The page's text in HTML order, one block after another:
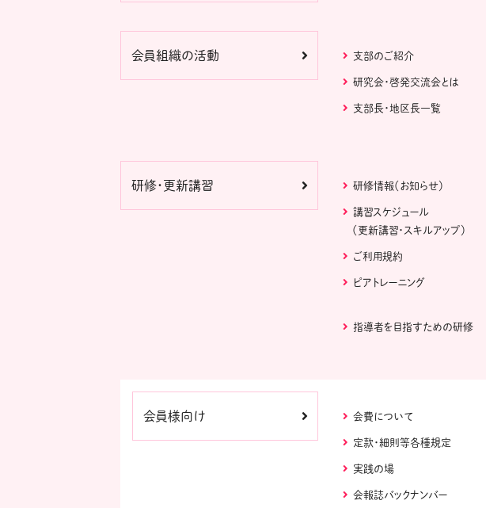
会員組織の活動 支部のご紹介
研究会・啓発交流会とは
支部長・地区長一覧
研修・更新講習 研修情報（お知らせ）
講習スケジュール
（更新講習・スキルアップ）
ご利用規約
ピアトレーニング
指導者を目指すための研修
会員様向け 会費について
定款・細則等各種規定
実践の場
会報誌バックナンバー